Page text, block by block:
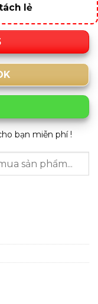
lẻ
bạn miễn phí !